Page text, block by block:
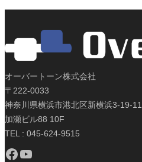
オーバートーン株式会社
〒222-0033
神奈川県横浜市港北区新横浜3-19-11
加瀬ビル88 10F
TEL : 045-624-9515
Facebook YouTube